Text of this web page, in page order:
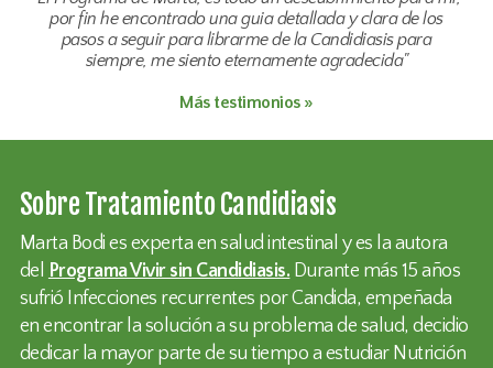
por fin he encontrado una guia detallada y clara de los
pasos a seguir para librarme de la Candidiasis para
siempre, me siento eternamente agradecida"
Más testimonios »
Sobre Tratamiento Candidiasis
Marta Bodi es experta en salud intestinal y es la autora
del
Programa Vivir sin Candidiasis. Durante más 15 años
sufrió Infecciones recurrentes por Candida, empeñada
en encontrar la solución a su problema de salud, decidio
dedicar la mayor parte de su tiempo a estudiar Nutrición